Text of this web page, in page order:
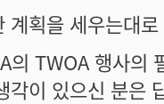
계획을 세우는대
의 TWOA 행사의
각이 있으신 분은